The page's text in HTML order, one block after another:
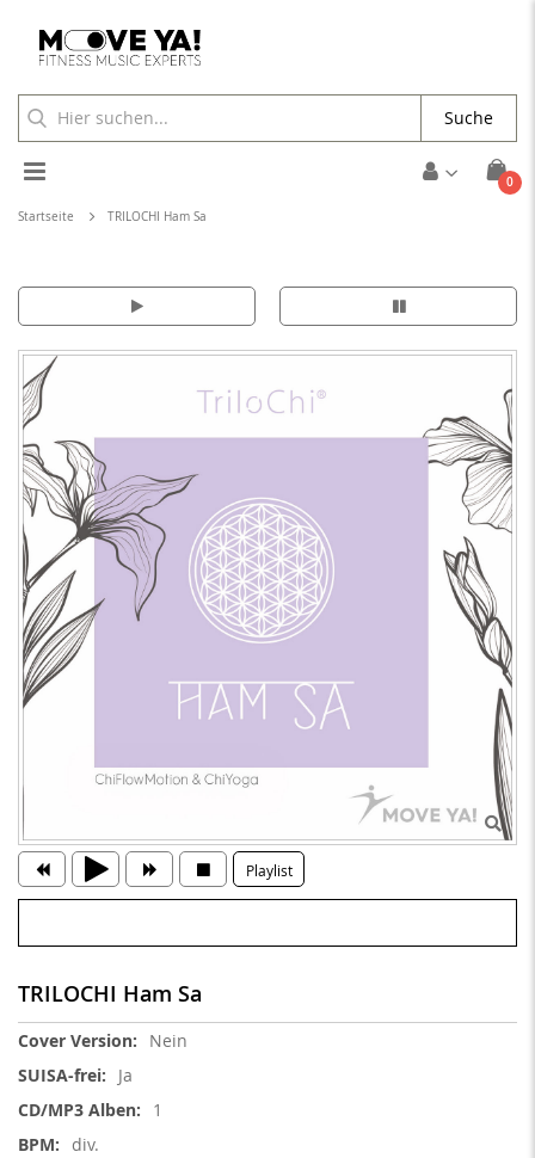
Cart
0
Toggle
Nav
Suche
Startseite TRILOCHI Ham Sa
Playlist
TRILOCHI Ham Sa
Weitere
Nein
Ja
1
div.